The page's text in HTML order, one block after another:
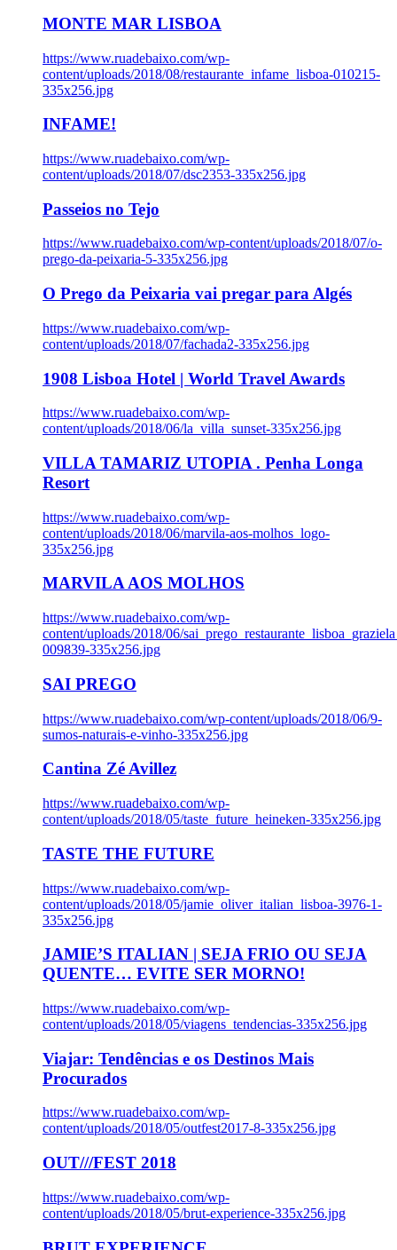
MONTE MAR LISBOA
https://www.ruadebaixo.com/wp-
content/uploads/2018/08/restaurante_infame_lisboa-010215-
335x256.jpg
INFAME!
https://www.ruadebaixo.com/wp-
content/uploads/2018/07/dsc2353-335x256.jpg
Passeios no Tejo
https://www.ruadebaixo.com/wp-content/uploads/2018/07/o-
prego-da-peixaria-5-335x256.jpg
O Prego da Peixaria vai pregar para Algés
https://www.ruadebaixo.com/wp-
content/uploads/2018/07/fachada2-335x256.jpg
1908 Lisboa Hotel | World Travel Awards
https://www.ruadebaixo.com/wp-
content/uploads/2018/06/la_villa_sunset-335x256.jpg
VILLA TAMARIZ UTOPIA . Penha Longa
Resort
https://www.ruadebaixo.com/wp-
content/uploads/2018/06/marvila-aos-molhos_logo-
335x256.jpg
MARVILA AOS MOLHOS
https://www.ruadebaixo.com/wp-
content/uploads/2018/06/
009839-335x256.jpg
SAI PREGO
https://www.ruadebaixo.com/wp-content/uploads/2018/06/9-
sumos-naturais-e-vinho-335x256.jpg
Cantina Zé Avillez
https://www.ruadebaixo.com/wp-
content/uploads/2018/05/taste_future_heineken-335x256.jpg
TASTE THE FUTURE
https://www.ruadebaixo.com/wp-
content/uploads/2018/05/jamie_oliver_italian_lisboa-3976-1-
335x256.jpg
JAMIE’S ITALIAN | SEJA FRIO OU SEJA
QUENTE… EVITE SER MORNO!
https://www.ruadebaixo.com/wp-
content/uploads/2018/05/viagens_tendencias-335x256.jpg
Viajar: Tendências e os Destinos Mais
Procurados
https://www.ruadebaixo.com/wp-
content/uploads/2018/05/outfest2017-8-335x256.jpg
OUT///FEST 2018
https://www.ruadebaixo.com/wp-
content/uploads/2018/05/brut-experience-335x256.jpg